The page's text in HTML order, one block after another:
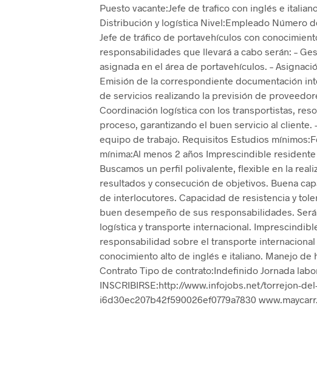
Puesto vacante:Jefe de trafico con inglés e
Distribución y logística Nivel:Empleado Número
Jefe de tráfico de portavehículos con
responsabilidades que llevará a cabo serán: –
asignada en el área de portavehículos. –
Emisión de la correspondiente documentación
de servicios realizando la previsión de
Coordinación logística con los transportistas,
proceso, garantizando el buen servicio al
equipo de trabajo. Requisitos Estudios
mínima:Al menos 2 años Imprescindible
Buscamos un perfil polivalente, flexible en la
resultados y consecución de objetivos. Buena
de interlocutores. Capacidad de resistencia y
buen desempeño de sus responsabilidades.
logística y transporte internacional.
responsabilidad sobre el transporte
conocimiento alto de inglés e italiano. Manejo de
Contrato Tipo de contrato:Indefinido Jornada
INSCRIBIRSE:http://www.infojobs.net/torrejon-
i6d30ec207b42f590026ef0779a7830